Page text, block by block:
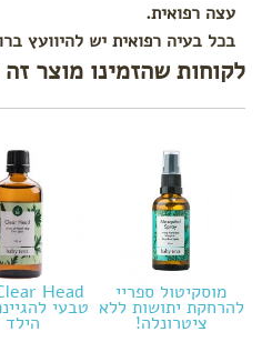
עצה רפואית.
בכל בעיה רפואית יש להיוועץ
לקוחות שהזמינו מוצר
מוסקיטול ספריי
להרחקת יתושות ללא
ציטרונלה!
טבעי
הילד